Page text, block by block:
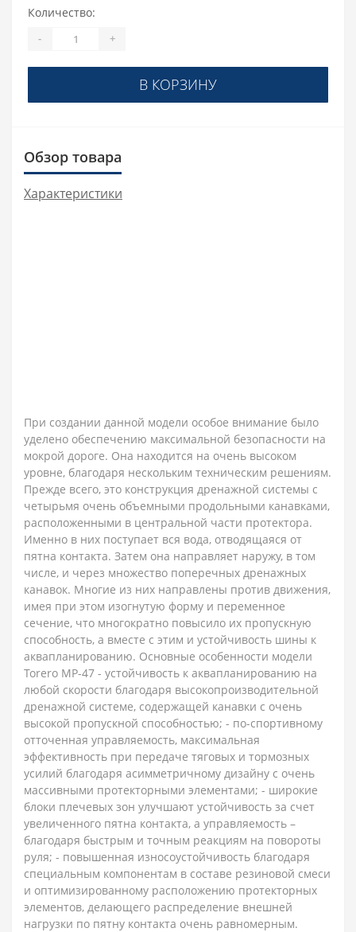
Количество:
- +
В КОРЗИНУ
Обзор товара
Характеристики
При создании данной модели особое внимание было
уделено обеспечению максимальной безопасности на
мокрой дороге. Она находится на очень высоком
уровне, благодаря нескольким техническим решениям.
Прежде всего, это конструкция дренажной системы с
четырьмя очень объемными продольными канавками,
расположенными в центральной части протектора.
Именно в них поступает вся вода, отводящаяся от
пятна контакта. Затем она направляет наружу, в том
числе, и через множество поперечных дренажных
канавок. Многие из них направлены против движения,
имея при этом изогнутую форму и переменное
сечение, что многократно повысило их пропускную
способность, а вместе с этим и устойчивость шины к
аквапланированию. Основные особенности модели
Torero MP-47 - устойчивость к аквапланированию на
любой скорости благодаря высокопроизводительной
дренажной системе, содержащей канавки с очень
высокой пропускной способностью; - по-спортивному
отточенная управляемость, максимальная
эффективность при передаче тяговых и тормозных
усилий благодаря асимметричному дизайну с очень
массивными протекторными элементами; - широкие
блоки плечевых зон улучшают устойчивость за счет
увеличенного пятна контакта, а управляемость –
благодаря быстрым и точным реакциям на повороты
руля; - повышенная износоустойчивость благодаря
специальным компонентам в составе резиновой смеси
и оптимизированному расположению протекторных
элементов, делающего распределение внешней
нагрузки по пятну контакта очень равномерным.